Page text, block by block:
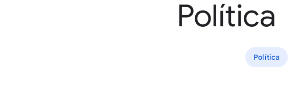
Política
Política